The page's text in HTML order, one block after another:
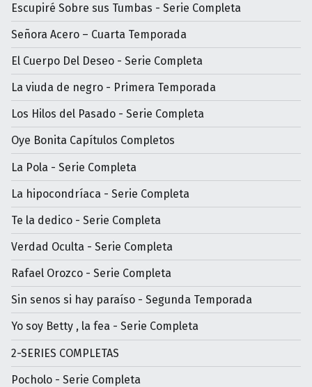
Escupiré Sobre sus Tumbas - Serie Completa
Señora Acero – Cuarta Temporada
El Cuerpo Del Deseo - Serie Completa
La viuda de negro - Primera Temporada
Los Hilos del Pasado - Serie Completa
Oye Bonita Capítulos Completos
La Pola - Serie Completa
La hipocondríaca - Serie Completa
Te la dedico - Serie Completa
Verdad Oculta - Serie Completa
Rafael Orozco - Serie Completa
Sin senos si hay paraíso - Segunda Temporada
Yo soy Betty , la fea - Serie Completa
2-SERIES COMPLETAS
Pocholo - Serie Completa